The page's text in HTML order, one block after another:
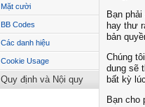
Mặt cười
BB Codes
Các danh hiệu
Cookie Usage
Quy định và Nội quy
Bạn
hay thư
bản
Chúng
dung sẽ
bất kỳ
Bạn cho